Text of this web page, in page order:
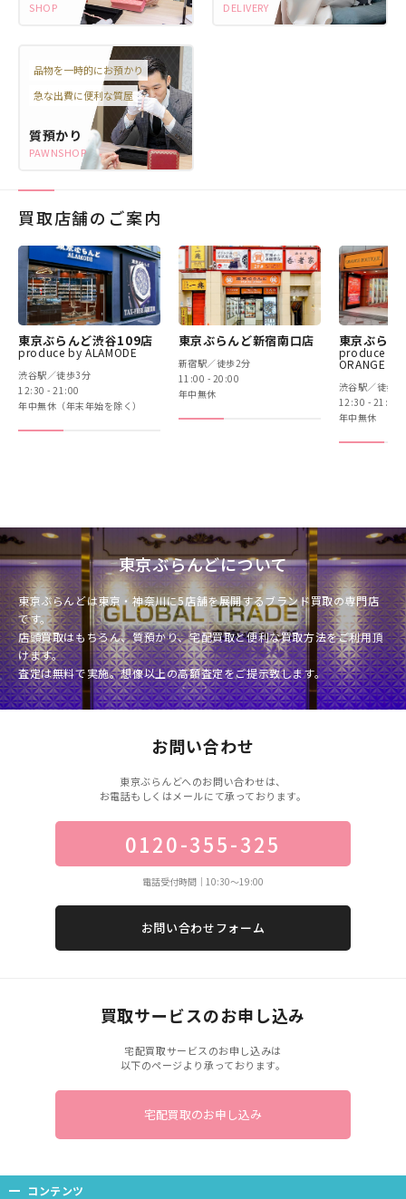
SHOP DELIVERY
質預かり
PAWNSHOP
品物を一時的にお預かり
急な出費に便利な質屋
買取店舗のご案内
東京ぶらんど渋谷109店
produce by ALAMODE
渋谷駅／徒歩3分
12:30 - 21:00
年中無休（年末年始を除く）
東京ぶらんど新宿南口店
新宿駅／徒歩2分
11:00 - 20:00
年中無休
東京ぶらん
produce by
ORANGE
渋谷駅／徒歩3
12:30 - 21:00
年中無休
東京ぶらんどについて
東京ぶらんどは東京・神奈川に5店舗を展開するブランド買取の専門店
です。
店頭買取はもちろん、質預かり、宅配買取と便利な買取方法をご利用頂
けます。
査定は無料で実施。想像以上の高額査定をご提示致します。
お問い合わせ
東京ぶらんどへのお問い合わせは、
お電話もしくはメールにて承っております。
0120-355-325
電話受付時間｜10:30〜19:00
お問い合わせフォーム
買取サービスのお申し込み
宅配買取サービスのお申し込みは
以下のページより承っております。
宅配買取のお申し込み
コンテンツ